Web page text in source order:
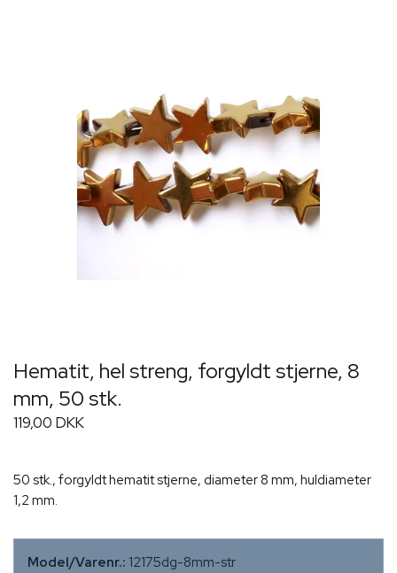
Hematit, hel streng, forgyldt stjerne, 8
mm, 50 stk.
119,00 DKK
50 stk., forgyldt hematit stjerne, diameter 8 mm, huldiameter
1,2 mm.
Model/Varenr.: 12175dg-8mm-str